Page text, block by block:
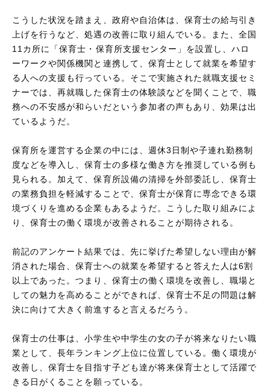
こうした状況を踏まえ、政府や自治体は、保育士の給与引き
上げを行うなど、処遇の改善に取り組んでいる。また、全国
11カ所に「保育士・保育所支援センター」を設置し、ハロ
ーワークや関係機関と連携して、保育士として就業を希望す
る人への支援も行っている。そこで実施された就職支援セミ
ナーでは、再就職した保育士の体験談などを聞くことで、職
務への不安感が和らいだという参加者の声もあり、効果は出
ているようだ。
保育所を運営する企業の中には、週休3日制や子連れ勤務制
度などを導入し、保育士の多様な働き方を推奨している例も
見られる。加えて、保育所設備の清掃を外部委託し、保育士
の業務負担を軽減することで、保育士が保育に専念できる環
境づくりを進める企業もあるようだ。こうした取り組みによ
り、保育士の働く環境が改善されることが期待される。
前記のアンケート結果では、先に挙げた希望しない理由が解
消された場合、保育士への就業を希望すると答えた人は6割
以上であった。つまり、保育士の働く環境を改善し、職場と
しての魅力を高めることができれば、保育士不足の問題は解
決に向けて大きく前進すると言えるだろう。
保育士の仕事は、小学生や中学生の女の子が将来なりたい職
業として、長年ランキング上位に位置している。働く環境が
改善し、保育士を目指す子ども達が将来保育士として活躍で
きる日がくることを願っている。